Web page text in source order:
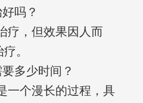
吗？
疗，但效果因人而
。
多少时间？
一个漫长的过程，具